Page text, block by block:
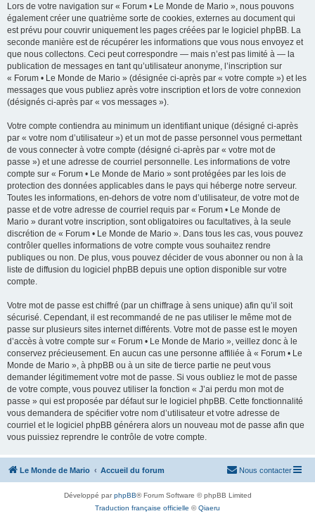
Lors de votre navigation sur « Forum • Le Monde de Mario », nous pouvons
également créer une quatrième sorte de cookies, externes au document qui
est prévu pour couvrir uniquement les pages créées par le logiciel phpBB. La
seconde manière est de récupérer les informations que vous nous envoyez et
que nous collectons. Ceci peut correspondre — mais n’est pas limité à — la
publication de messages en tant qu’utilisateur anonyme, l’inscription sur
« Forum • Le Monde de Mario » (désignée ci-après par « votre compte ») et les
messages que vous publiez après votre inscription et lors de votre connexion
(désignés ci-après par « vos messages »).
Votre compte contiendra au minimum un identifiant unique (désigné ci-après
par « votre nom d’utilisateur ») et un mot de passe personnel vous permettant
de vous connecter à votre compte (désigné ci-après par « votre mot de
passe ») et une adresse de courriel personnelle. Les informations de votre
compte sur « Forum • Le Monde de Mario » sont protégées par les lois de
protection des données applicables dans le pays qui héberge notre serveur.
Toutes les informations, en-dehors de votre nom d’utilisateur, de votre mot de
passe et de votre adresse de courriel requis par « Forum • Le Monde de
Mario » durant votre inscription, sont obligatoires ou facultatives, à la seule
discrétion de « Forum • Le Monde de Mario ». Dans tous les cas, vous pouvez
contrôler quelles informations de votre compte vous souhaitez rendre
publiques ou non. De plus, vous pouvez décider de vous abonner ou non à la
liste de diffusion du logiciel phpBB depuis une option disponible sur votre
compte.
Votre mot de passe est chiffré (par un chiffrage à sens unique) afin qu’il soit
sécurisé. Cependant, il est recommandé de ne pas utiliser le même mot de
passe sur plusieurs sites internet différents. Votre mot de passe est le moyen
d’accès à votre compte sur « Forum • Le Monde de Mario », veillez donc à le
conservez précieusement. En aucun cas une personne affiliée à « Forum • Le
Monde de Mario », à phpBB ou à un site de tierce partie ne peut vous
demander légitimement votre mot de passe. Si vous oubliez le mot de passe
de votre compte, vous pouvez utiliser la fonction « J’ai perdu mon mot de
passe » qui est proposée par défaut sur le logiciel phpBB. Cette fonctionnalité
vous demandera de spécifier votre nom d’utilisateur et votre adresse de
courriel et le logiciel phpBB générera alors un nouveau mot de passe afin que
vous puissiez reprendre le contrôle de votre compte.
Le Monde de Mario Accueil du forum Nous contacter
Développé parphpBB® Forum Software © phpBB Limited
Traduction française officielle ©Qiaeru